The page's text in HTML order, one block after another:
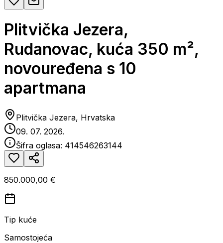
Plitvička Jezera,
Rudanovac, kuća 350 m²,
novouređena s 10
apartmana
Plitvička Jezera, Hrvatska
09. 07. 2026.
Šifra oglasa: 414546263144
850.000,00 €
Tip kuće
Samostojeća